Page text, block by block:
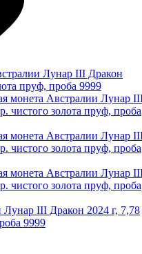
Лунар III Дракон 2024 г, 7,78
9999